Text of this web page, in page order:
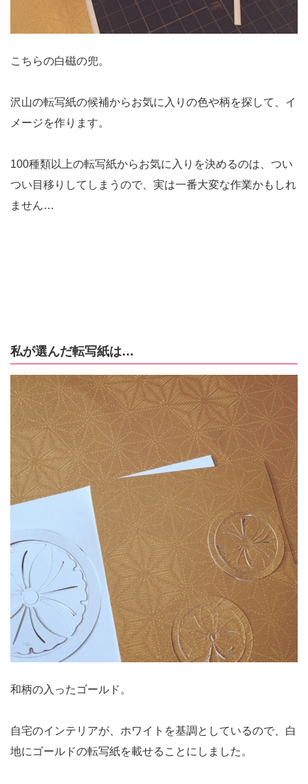
こちらの白磁の兜。
沢山の転写紙の候補からお気に入りの色や柄を探して、イ
メージを作ります。
100種類以上の転写紙からお気に入りを決めるのは、つい
つい目移りしてしまうので、実は一番大変な作業かもしれ
ません…
私が選んだ転写紙は…
和柄の入ったゴールド。
自宅のインテリアが、ホワイトを基調としているので、白
地にゴールドの転写紙を載せることにしました。